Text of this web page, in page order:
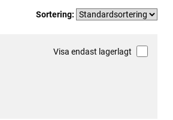
Sortering:
Visa endast lagerlagt